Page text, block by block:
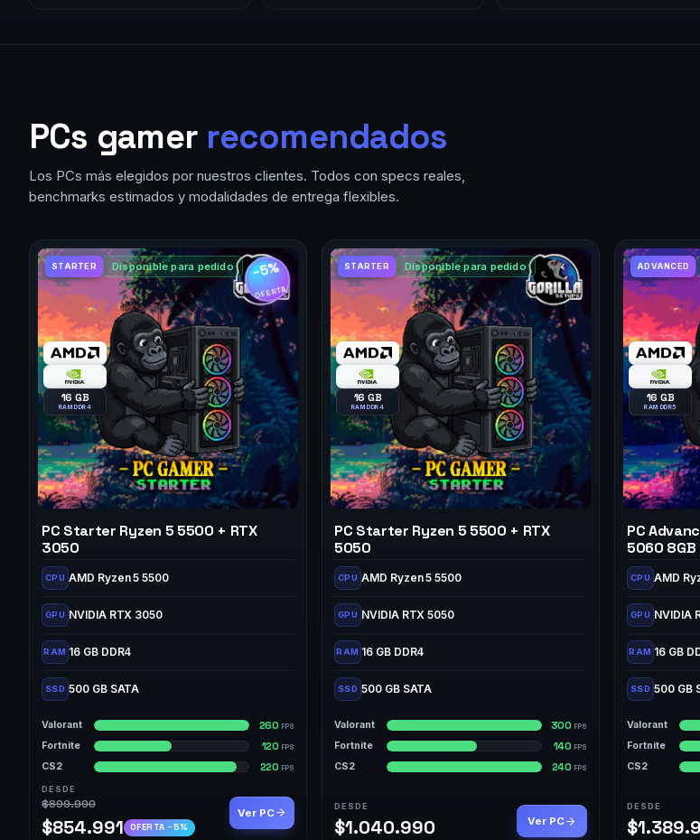
PCs gamer recomendados
Los PCs más elegidos por nuestros clientes. Todos con specs reales,
benchmarks estimados y modalidades de entrega flexibles.
−5%
OFERTA
STARTER Disponible para pedido
16 GB
RAM DDR4
PC Starter Ryzen 5 5500 + RTX
3050
CPU AMD Ryzen 5 5500
GPU NVIDIA RTX 3050
RAM 16 GB DDR4
SSD 500 GB SATA
Valorant 260FPS
Fortnite 120FPS
CS2 220FPS
DESDE
$899.990
$854.991 OFERTA −5%
Ver PC
STARTER Disponible para pedido
16 GB
RAM DDR4
PC Starter Ryzen 5 5500 + RTX
5050
CPU AMD Ryzen 5 5500
GPU NVIDIA RTX 5050
RAM 16 GB DDR4
SSD 500 GB SATA
Valorant 300FPS
Fortnite 140FPS
CS2 240FPS
DESDE
$1.040.990 Ver PC
ADVANCED
16 GB
RAM DDR5
PC
5060 8GB
CPU AMD
GPU NVIDIA
RAM 16 GB
SSD 500 GB
Valorant
Fortnite
CS2
DESDE